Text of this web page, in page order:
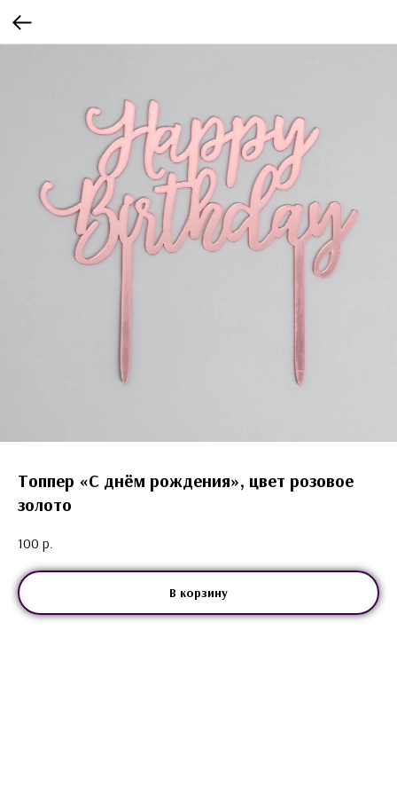
Топпер «С днём рождения», цвет розовое
золото
100 р.
В корзину